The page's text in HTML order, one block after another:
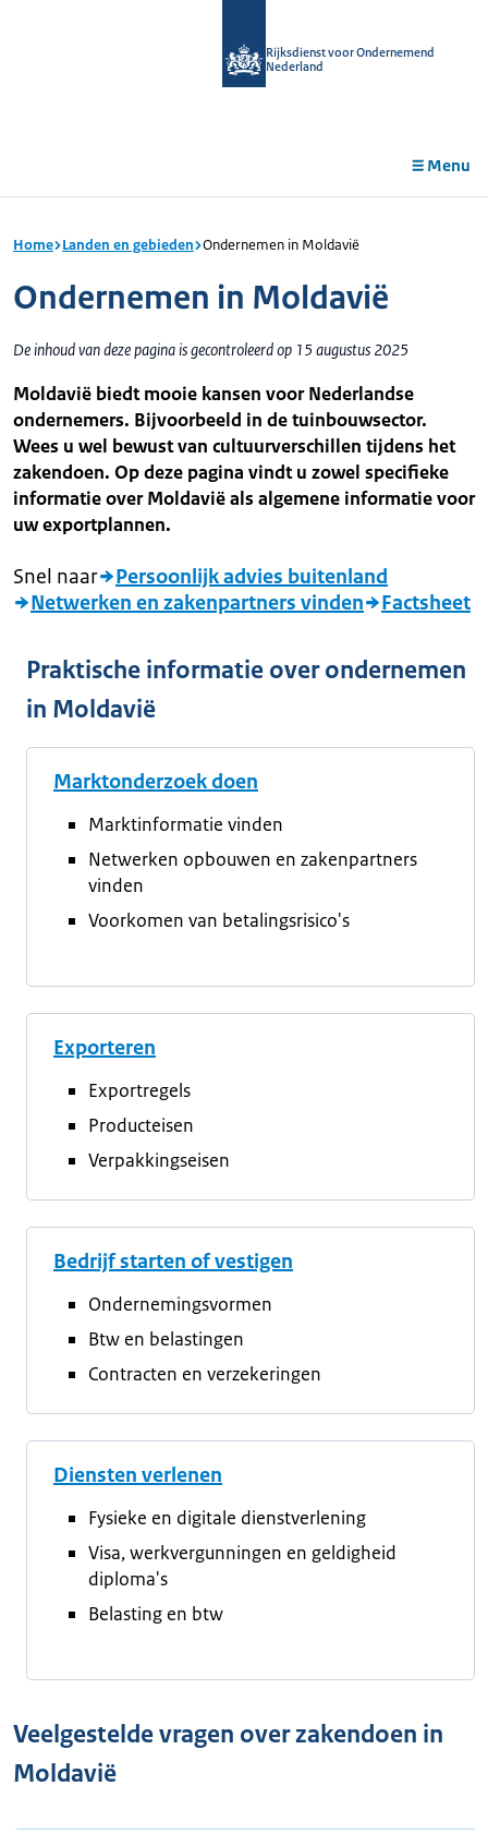
Rijksdienst voor Ondernemend
Nederland
Menu
Home Landen en gebieden Ondernemen in Moldavië
Ondernemen in Moldavië
De inhoud van deze pagina is gecontroleerd op 15 augustus 2025
Moldavië biedt mooie kansen voor Nederlandse
ondernemers. Bijvoorbeeld in de tuinbouwsector.
Wees u wel bewust van cultuurverschillen tijdens het
zakendoen. Op deze pagina vindt u zowel specifieke
informatie over Moldavië als algemene informatie voor
uw exportplannen.
Snel naar
Persoonlijk advies buitenland
Netwerken en zakenpartners vinden
Factsheet
Praktische informatie over ondernemen
in Moldavië
Marktonderzoek doen
Marktinformatie vinden
Netwerken opbouwen en zakenpartners
vinden
Voorkomen van betalingsrisico's
Exporteren
Exportregels
Producteisen
Verpakkingseisen
Bedrijf starten of vestigen
Ondernemingsvormen
Btw en belastingen
Contracten en verzekeringen
Diensten verlenen
Fysieke en digitale dienstverlening
Visa, werkvergunningen en geldigheid
diploma's
Belasting en btw
Veelgestelde vragen over zakendoen in
Moldavië